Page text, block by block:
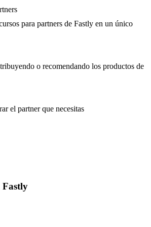
para partners de Fastly en un único
o recomendando los productos de
el partner que necesitas
Fastly